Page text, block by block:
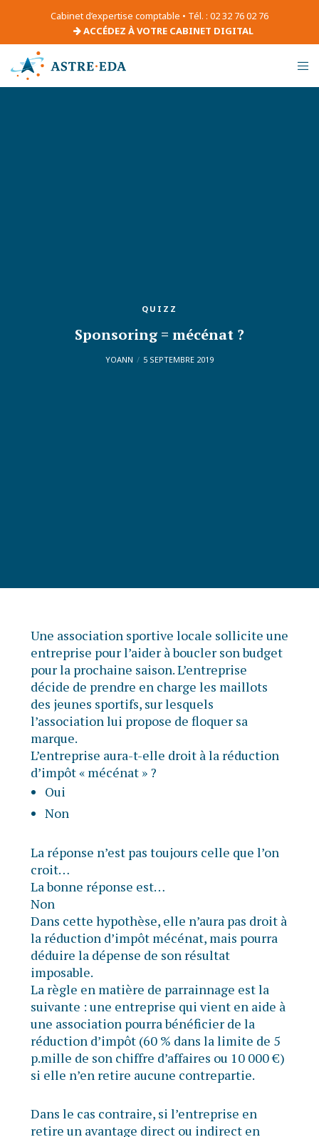
Cabinet d’expertise comptable • Tél. : 02 32 76 02 76
ACCÉDEZ À VOTRE CABINET DIGITAL
QUIZZ
Sponsoring = mécénat ?
YOANN 5 SEPTEMBRE 2019
Une association sportive locale sollicite une
entreprise pour l’aider à boucler son budget
pour la prochaine saison. L’entreprise
décide de prendre en charge les maillots
des jeunes sportifs, sur lesquels
l’association lui propose de floquer sa
marque.
L’entreprise aura-t-elle droit à la réduction
d’impôt « mécénat » ?
Oui
Non
La réponse n’est pas toujours celle que l’on
croit…
La bonne réponse est…
Non
Dans cette hypothèse, elle n’aura pas droit à
la réduction d’impôt mécénat, mais pourra
déduire la dépense de son résultat
imposable.
La règle en matière de parrainnage est la
suivante : une entreprise qui vient en aide à
une association pourra bénéficier de la
réduction d’impôt (60 % dans la limite de 5
p.mille de son chiffre d’affaires ou 10 000 €)
si elle n’en retire aucune contrepartie.
Dans le cas contraire, si l’entreprise en
retire un avantage direct ou indirect en